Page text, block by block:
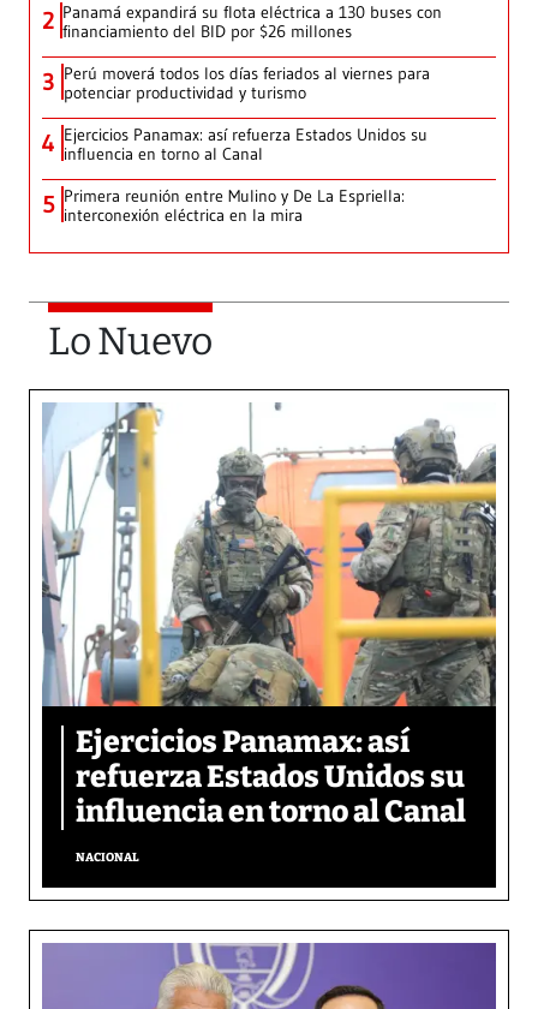
2 Panamá expandirá su flota eléctrica a 130 buses con
financiamiento del BID por $26 millones
3 Perú moverá todos los días feriados al viernes para
potenciar productividad y turismo
4 Ejercicios Panamax: así refuerza Estados Unidos su
influencia en torno al Canal
5 Primera reunión entre Mulino y De La Espriella:
interconexión eléctrica en la mira
Lo Nuevo
Ejercicios Panamax: así
refuerza Estados Unidos su
influencia en torno al Canal
NACIONAL